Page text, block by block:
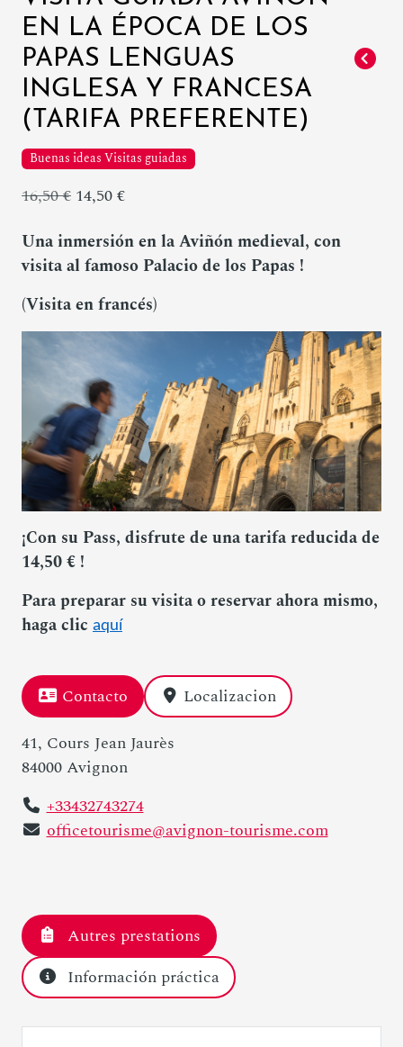
EN LA ÉPOCA DE LOS
PAPAS LENGUAS
INGLESA Y FRANCESA
(TARIFA PREFERENTE)
Buenas ideas Visitas guiadas
16,50 € 14,50 €
Una inmersión en la Aviñón medieval, con
visita al famoso Palacio de los Papas !
(Visita en francés)
¡Con su Pass, disfrute de una tarifa reducida de
14,50 € !
Para preparar su visita o reservar ahora mismo,
haga clic aquí
Contacto
Localizacion
41, Cours Jean Jaurès
84000 Avignon
+33432743274
officetourisme@avignon-tourisme.com
Autres prestations
Información práctica